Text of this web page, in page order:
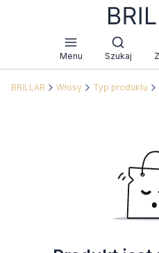
Menu
Otwórz
Szukaj
BRILLAR Włosy Typ produktu